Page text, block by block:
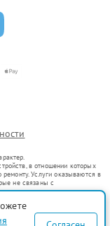
в отношении которых
Услуги оказываются в
не связаны с
оборот в соответствии
услуг или введения